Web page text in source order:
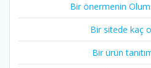
Bir önermenin
Bir sitede kaç
Bir ürün